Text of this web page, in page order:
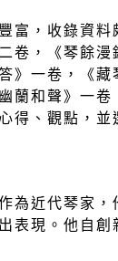
富，收錄資
卷，《琴餘
》一卷，《藏
蘭和聲》一
得、觀點，並
為近代琴家
表現。他自創